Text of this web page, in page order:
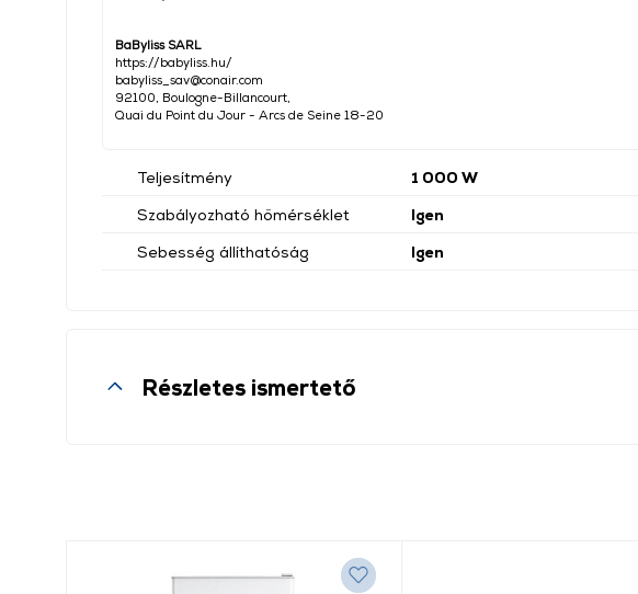
BaByliss SARL
https://babyliss.hu/
babyliss_sav@conair.com
92100, Boulogne-Billancourt,
Quai du Point du Jour - Arcs de Seine 18-20
Teljesítmény
1 000 W
Szabályozható hőmérséklet
Igen
Sebesség állíthatóság
Igen
Részletes ismertető